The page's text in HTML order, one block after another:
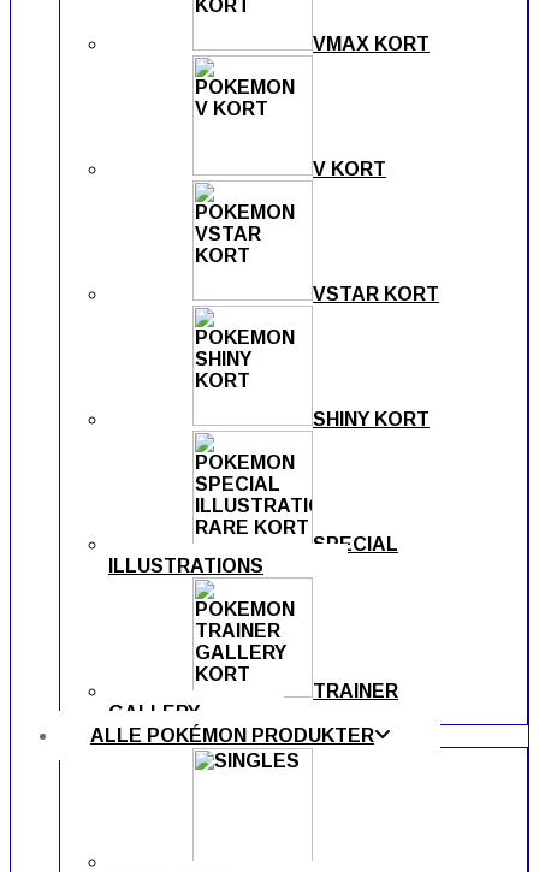
VMAX KORT
V KORT
VSTAR KORT
SHINY KORT
SPECIAL
ILLUSTRATIONS
TRAINER
GALLERY
ALLE POKÉMON PRODUKTER